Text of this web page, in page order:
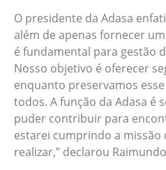
O presidente da Adasa
além de apenas fornecer
é fundamental para gestão
Nosso objetivo é oferecer
enquanto preservamos
todos. A função da Adasa é
puder contribuir para
estarei cumprindo a
realizar,” declarou